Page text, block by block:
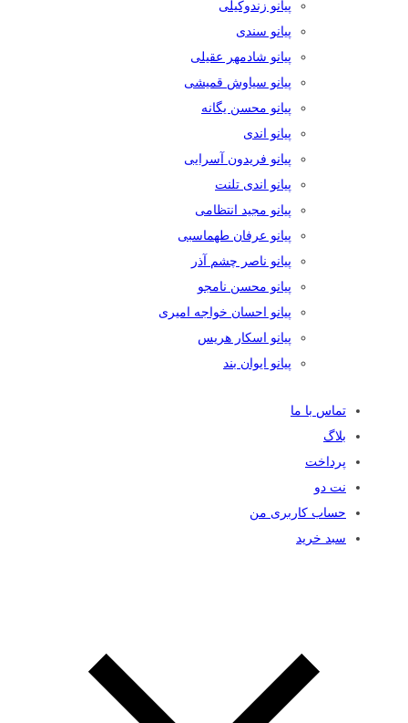
پیانو زندوکیلی
پیانو سندی
پیانو شادمهر عقیلی
پیانو سیاوش قمیشی
پیانو محسن یگانه
پیانو اندی
پیانو فریدون آسرایی
پیانو اندی تلنت
پیانو مجید انتظامی
پیانو عرفان طهماسبی
پیانو ناصر چشم آذر
پیانو محسن نامجو
پیانو احسان خواجه امیری
پیانو اسکار هریس
پیانو ایوان بند
تماس با ما
بلاگ
پرداخت
نت دو
حساب کاربری من
سبد خرید